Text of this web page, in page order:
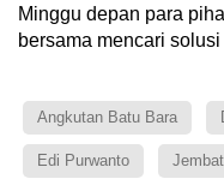
Minggu depan para
bersama mencari solusi
Angkutan Batu Bara
Edi Purwanto